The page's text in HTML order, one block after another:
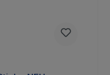
von 5 Sternen